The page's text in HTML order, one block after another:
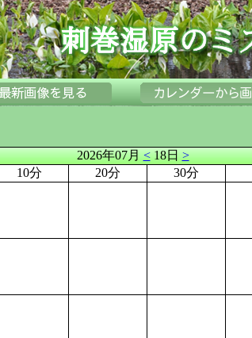
2026年07月<18日>
10分 20分 30分